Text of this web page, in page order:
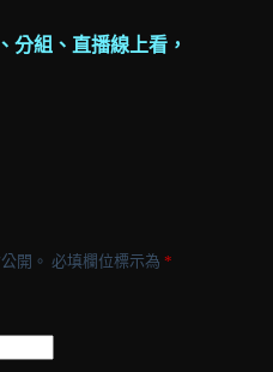
分組、直播線上看，
開。 必填欄位標示為 *